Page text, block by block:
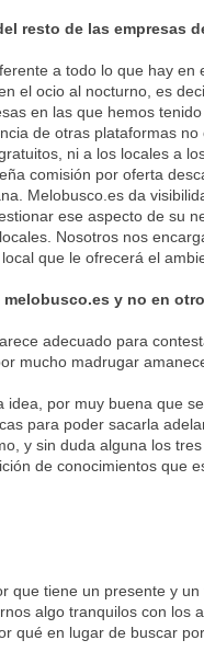
resto de las empresas
a todo lo que hay en
el ocio al nocturno, es
en las que hemos
de otras plataformas
ni a los locales a
comisión por oferta
Melobusco.es da
ese aspecto de su
Nosotros nos
que le ofrecerá el
y no en
adecuado para
mucho madrugar
idea, por muy buena que
para poder sacarla
y sin duda alguna los
de conocimientos que
que tiene un presente y
algo tranquilos con
qué en lugar de buscar